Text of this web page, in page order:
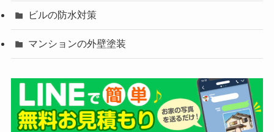
ビルの防水対策
マンションの外壁塗装